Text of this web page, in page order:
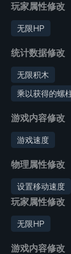
玩家属性修改
无限HP
统计数据修改
无限积木
乘以获得的螺
游戏内容修改
游戏速度
物理属性修改
设置移动速度
玩家属性修改
无限HP
游戏内容修改